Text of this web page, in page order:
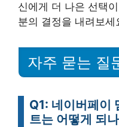
신에게 더 나은 선택
분의 결정을 내려보세
자주 묻는 질
Q1: 네이버페이
트는 어떻게 되